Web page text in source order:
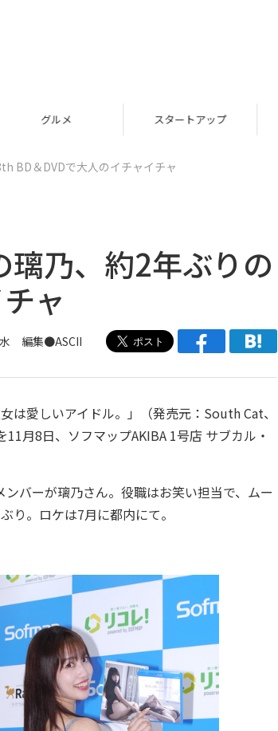
スタートアップ
BD＆DVDで大人のイチャイチャ
璃乃、約2年ぶりの
ャ
編集●ASCII
は愛しいアイドル。」（発売元：South Cat、
月8日、ソフマップAKIBA 1号店 サブカル・
バーが璃乃さん。役職はお笑い担当で、ムー
り。ロケは7月に都内にて。